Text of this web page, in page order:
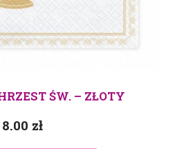
ŚW. – ZŁOTY
8.00 zł